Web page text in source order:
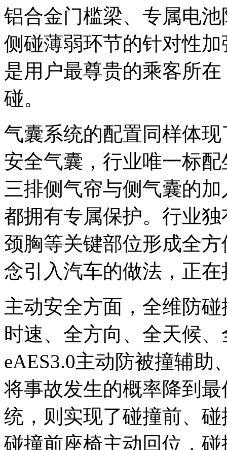
铝合金门槛梁、专属电
侧碰薄弱环节的针对性
是用户最尊贵的乘客所
碰。
气囊系统的配置同样体
安全气囊，行业唯一标
三排侧气帘与侧气囊的
都拥有专属保护。行业
颈胸等关键部位形成全
念引入汽车的做法，正
主动安全方面，全维防
时速、全方向、全天候
eAES3.0主动防被撞辅助
将事故发生的概率降到
统，则实现了碰撞前、
碰撞前座椅主动回位，